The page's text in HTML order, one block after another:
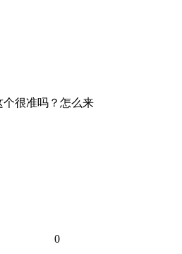
很准吗？怎么来
0